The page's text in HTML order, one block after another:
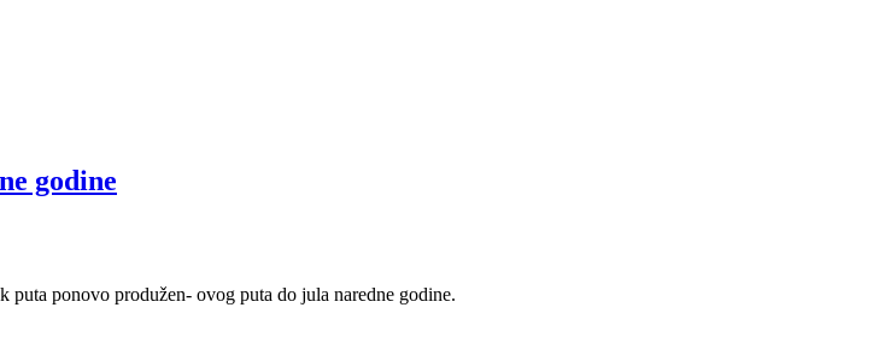
godine
puta ponovo produžen- ovog puta do jula naredne godine.